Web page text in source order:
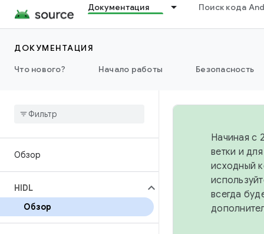
Документация Поиск кода
ДОКУМЕНТАЦИЯ
Что нового?
Начало работы Безопасность
Обзор
HIDL
Обзор
Начиная с
ветки и
исходный
всегда